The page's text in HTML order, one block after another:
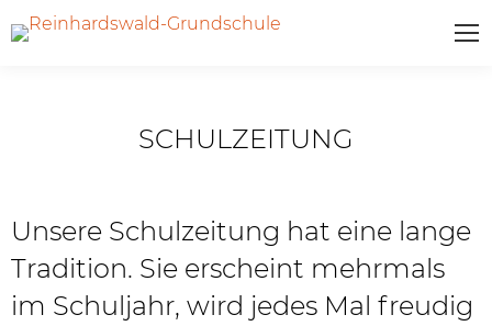
SCHULZEITUNG
Unsere Schulzeitung hat eine lange
Tradition. Sie erscheint mehrmals
im Schuljahr, wird jedes Mal freudig